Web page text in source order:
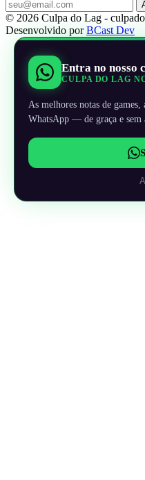
© 2026 Culpa do Lag -
Desenvolvido porBCast Dev
Entra no nosso
CULPA DO LAG
As melhores notas de
WhatsApp — de graça e sem